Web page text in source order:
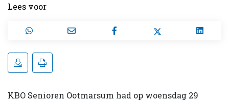
Lees voor
KBO Senioren Ootmarsum had op woensdag 29